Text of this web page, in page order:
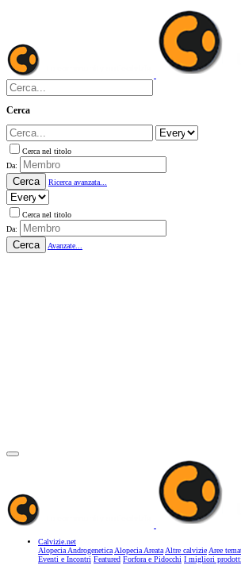
Cerca
Cerca nel titolo
Da:
Cerca Ricerca avanzata...
Cerca nel titolo
Da:
Cerca Avanzate...
Calvizie.net
Alopecia AndrogeneticaAlopecia AreataAltre calvizieAree
Eventi e Incontri Featured Forfora e Pidocchi I migliori